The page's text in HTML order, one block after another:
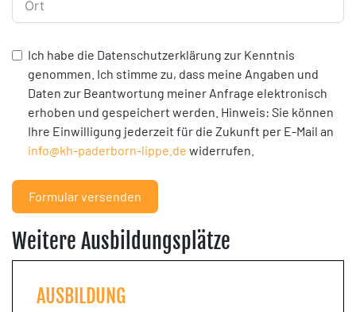
Ich habe die Datenschutzerklärung zur Kenntnis
genommen. Ich stimme zu, dass meine Angaben und
Daten zur Beantwortung meiner Anfrage elektronisch
erhoben und gespeichert werden. Hinweis: Sie können
Ihre Einwilligung jederzeit für die Zukunft per E-Mail an
info@kh-paderborn-lippe.de widerrufen.
Formular versenden
Weitere Ausbildungsplätze
AUSBILDUNG